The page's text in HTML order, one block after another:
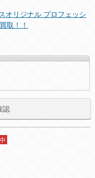
オリジナル プロフェッシ
取！！
認